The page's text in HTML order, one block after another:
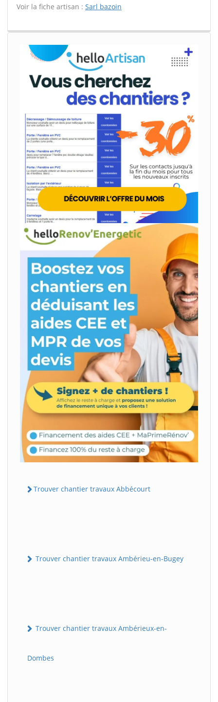
Voir la fiche artisan : Sarl bazoin
Trouver chantier travaux Abbécourt
Trouver chantier travaux Ambérieu-en-Bugey
Trouver chantier travaux Ambérieux-en-
Dombes